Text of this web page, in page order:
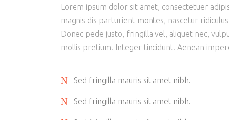
Lorem ipsum dolor sit amet, consectetuer
magnis dis parturient montes, nascetur
Donec pede justo, fringilla vel, aliquet nec,
mollis pretium. Integer tincidunt. Aenean
Sed fringilla mauris sit amet nibh.
Sed fringilla mauris sit amet nibh.